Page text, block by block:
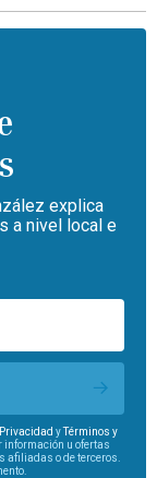
explica
a nivel local e
yTérminos y
información u ofertas
afiliadas o de terceros.